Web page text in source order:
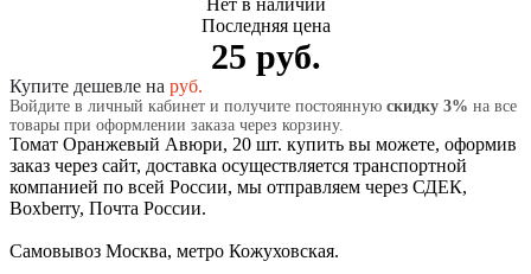
Последняя цена
25 руб.
Купите дешевле на руб.
Войдите в личный кабинет и получите постоянную скидку 3% на все
товары при оформлении заказа через корзину.
Томат Оранжевый Авюри, 20 шт. купить вы можете, оформив
заказ через сайт, доставка осуществляется транспортной
компанией по всей России, мы отправляем через СДЕК,
Boxberry, Почта России.
Самовывоз Москва, метро Кожуховская.